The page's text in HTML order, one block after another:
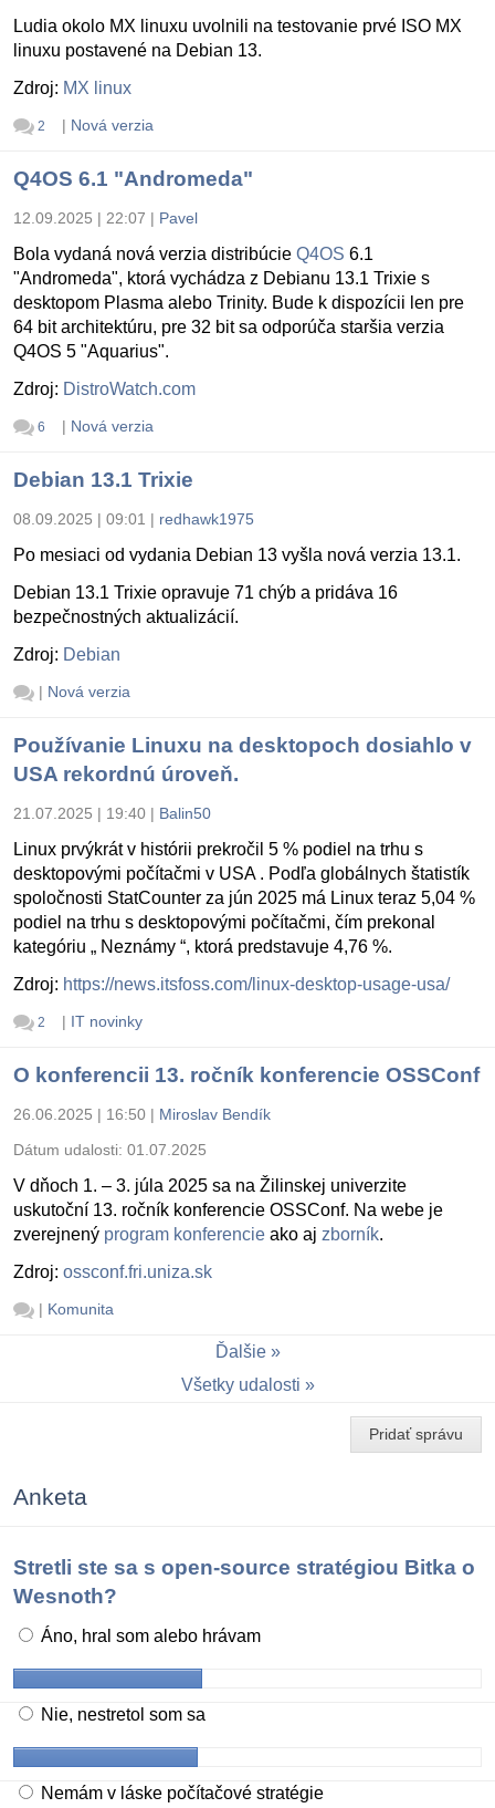
Ludia okolo MX linuxu uvolnili na testovanie prvé ISO MX
linuxu postavené na Debian 13.
Zdroj: MX linux
2 | Nová verzia
Q4OS 6.1 "Andromeda"
12.09.2025 | 22:07 | Pavel
Bola vydaná nová verzia distribúcie Q4OS 6.1
"Andromeda", ktorá vychádza z Debianu 13.1 Trixie s
desktopom Plasma alebo Trinity. Bude k dispozícii len pre
64 bit architektúru, pre 32 bit sa odporúča staršia verzia
Q4OS 5 "Aquarius".
Zdroj: DistroWatch.com
6 | Nová verzia
Debian 13.1 Trixie
08.09.2025 | 09:01 | redhawk1975
Po mesiaci od vydania Debian 13 vyšla nová verzia 13.1.
Debian 13.1 Trixie opravuje 71 chýb a pridáva 16
bezpečnostných aktualizácií.
Zdroj: Debian
| Nová verzia
Používanie Linuxu na desktopoch dosiahlo v
USA rekordnú úroveň.
21.07.2025 | 19:40 | Balin50
Linux prvýkrát v histórii prekročil 5 % podiel na trhu s
desktopovými počítačmi v USA . Podľa globálnych štatistík
spoločnosti StatCounter za jún 2025 má Linux teraz 5,04 %
podiel na trhu s desktopovými počítačmi, čím prekonal
kategóriu „ Neznámy “, ktorá predstavuje 4,76 %.
Zdroj: https://news.itsfoss.com/linux-desktop-usage-usa/
2 | IT novinky
O konferencii 13. ročník konferencie OSSConf
26.06.2025 | 16:50 | Miroslav Bendík
Dátum udalosti: 01.07.2025
V dňoch 1. – 3. júla 2025 sa na Žilinskej univerzite
uskutoční 13. ročník konferencie OSSConf. Na webe je
zverejnený program konferencie ako aj zborník.
Zdroj: ossconf.fri.uniza.sk
| Komunita
Ďalšie
Všetky udalosti
Pridať správu
Anketa
Stretli ste sa s open-source stratégiou Bitka o
Wesnoth?
Áno, hral som alebo hrávam
Nie, nestretol som sa
Nemám v láske počítačové stratégie